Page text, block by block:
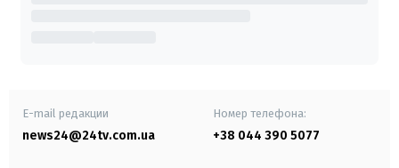
E-mail редакции
news24@24tv.com.ua
Номер телефона:
+38 044 390 5077